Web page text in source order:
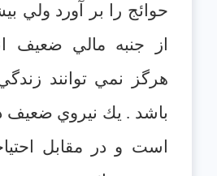
حوائج را بر آورد ولي
از جنبه مالي ضعيف
هرگز نمي توانند
باشد . يك نيروي ضعيف
است و در مقابل